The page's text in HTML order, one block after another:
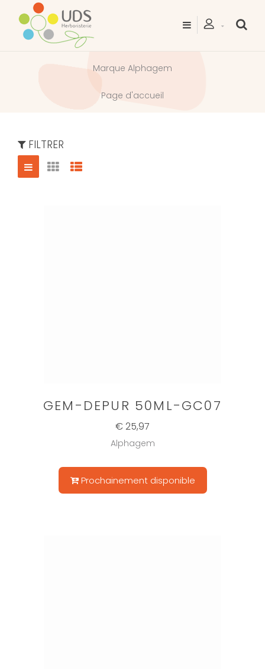
Marque Alphagem
Page d'accueil
FILTRER
GEM-DEPUR 50ML-GC07
€ 25,97
Alphagem
Prochainement disponible